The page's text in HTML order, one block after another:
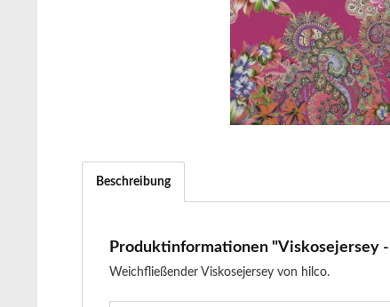
Beschreibung
Produktinformationen "Viskosejersey
Weichfließender Viskosejersey von hilco.